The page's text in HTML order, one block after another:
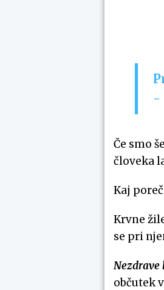
-
Če smo
človeka
Kaj
Krvne
se pri
občutek